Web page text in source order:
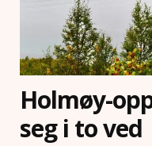
Holmøy-
seg i to ved